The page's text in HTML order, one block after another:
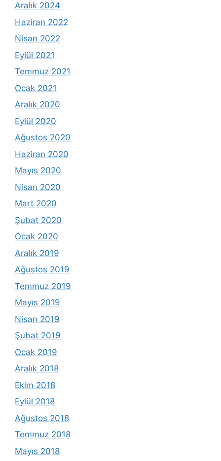
Aralık 2024
Haziran 2022
Nisan 2022
Eylül 2021
Temmuz 2021
Ocak 2021
Aralık 2020
Eylül 2020
Ağustos 2020
Haziran 2020
Mayıs 2020
Nisan 2020
Mart 2020
Şubat 2020
Ocak 2020
Aralık 2019
Ağustos 2019
Temmuz 2019
Mayıs 2019
Nisan 2019
Şubat 2019
Ocak 2019
Aralık 2018
Ekim 2018
Eylül 2018
Ağustos 2018
Temmuz 2018
Mayıs 2018